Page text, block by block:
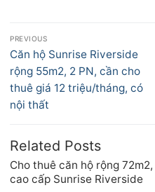
Điều
hướng
bài
viết
PREVIOUS
Previous
post:
Căn hộ Sunrise Riverside
rộng 55m2, 2 PN, cần cho
thuê giá 12 triệu/tháng, có
nội thất
Related Posts
Cho thuê căn hộ rộng
cao cấp Sunrise Riverside